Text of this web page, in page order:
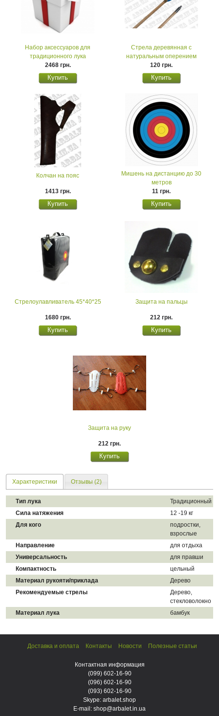
Набор аксессуаров для
традиционного лука
2468 грн.
Стрела деревянная с
натуральным оперением
120 грн.
Колчан на пояс
1413 грн.
Мишень на дистанцию до 30
метров
11 грн.
Стрелоулавливатель 45*40*25
1680 грн.
Защита на пальцы
212 грн.
Защита на руку
212 грн.
Характеристики Отзывы (2)
Тип лука
Традиционный
Сила натяжения
12 -19 кг
Для кого
подростки,
взрослые
Направление
для отдыха
Универсальность
для правши
Компактность
цельный
Материал рукояти/приклада
Дерево
Рекомендуемые стрелы
Дерево,
стекловолокно
Материал лука
бамбук
Доставка и оплата Контакты Новости Полезные статьи
Контактная информация
(099) 602-16-90
(096) 602-16-90
(093) 602-16-90
Skype: arbalet.shop
E-mail: shop@arbalet.in.ua